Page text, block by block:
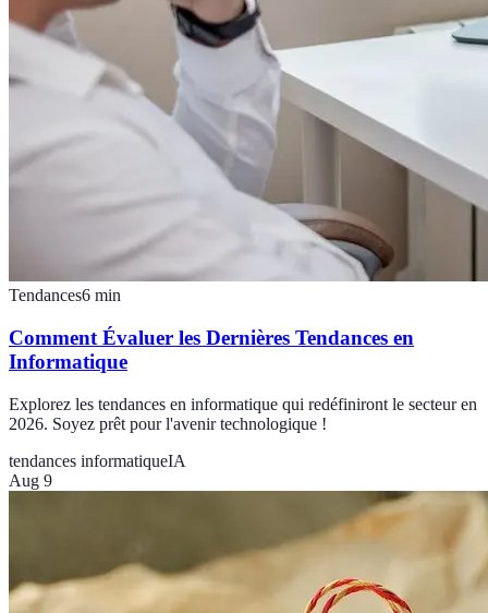
Tendances6 min
Comment Évaluer les Dernières Tendances en
Informatique
Explorez les tendances en informatique qui redéfiniront le secteur en
2026. Soyez prêt pour l'avenir technologique !
tendances informatiqueIA
Aug 9